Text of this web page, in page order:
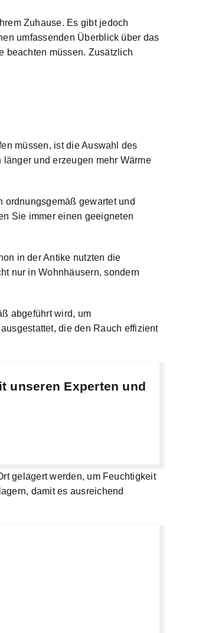
Zuhause. Es gibt jedoch
umfassenden Überblick über das
beachten müssen. Zusätzlich
müssen, ist die Auswahl des
und erzeugen mehr Wärme
ordnungsgemäß gewartet und
Sie immer einen geeigneten
in der Antike nutzten die
nur in Wohnhäusern, sondern
abgeführt wird, um
die den Rauch effizient
unseren Experten und
gelagert werden, um Feuchtigkeit
damit es ausreichend